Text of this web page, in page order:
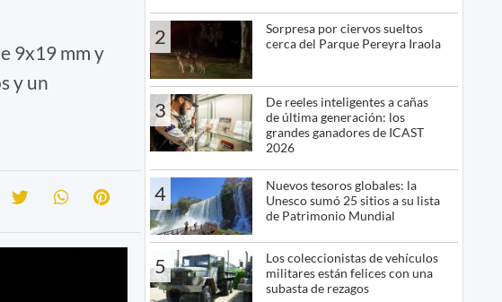
9x19 mm y
y un
2
Sorpresa por ciervos sueltos
cerca del Parque Pereyra Iraola
3
De reeles inteligentes a cañas
de última generación: los
grandes ganadores de ICAST
2026
4
Nuevos tesoros globales: la
Unesco sumó 25 sitios a su lista
de Patrimonio Mundial
5
Los coleccionistas de vehículos
militares están felices con una
subasta de rezagos